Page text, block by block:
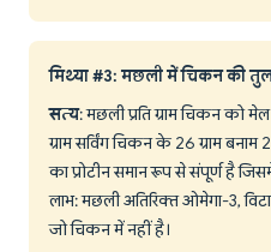
मिथ्या #3: मछली में चिकन की
सत्य: मछली प्रति ग्राम चिकन को
ग्राम सर्विंग चिकन के 26 ग्राम बनाम
का प्रोटीन समान रूप से संपूर्ण है
लाभ: मछली अतिरिक्त ओमेगा-3,
जो चिकन में नहीं है।